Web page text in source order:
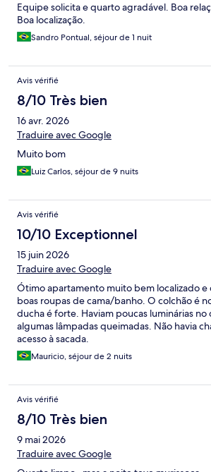
Equipe solicita e quarto agradável. Boa
Boa localização.
Sandro Pontual, séjour de 1 nuit
Avis vérifié
8/10 Très bien
16 avr. 2026
Traduire avec Google
Muito bom
Luiz Carlos, séjour de 9 nuits
Avis vérifié
10/10 Exceptionnel
15 juin 2026
Traduire avec Google
Ótimo apartamento muito bem localizado e
boas roupas de cama/banho. O colchão é
ducha é forte. Haviam poucas luminárias
algumas lâmpadas queimadas. Não havia
acesso à sacada.
Mauricio, séjour de 2 nuits
Avis vérifié
8/10 Très bien
9 mai 2026
Traduire avec Google